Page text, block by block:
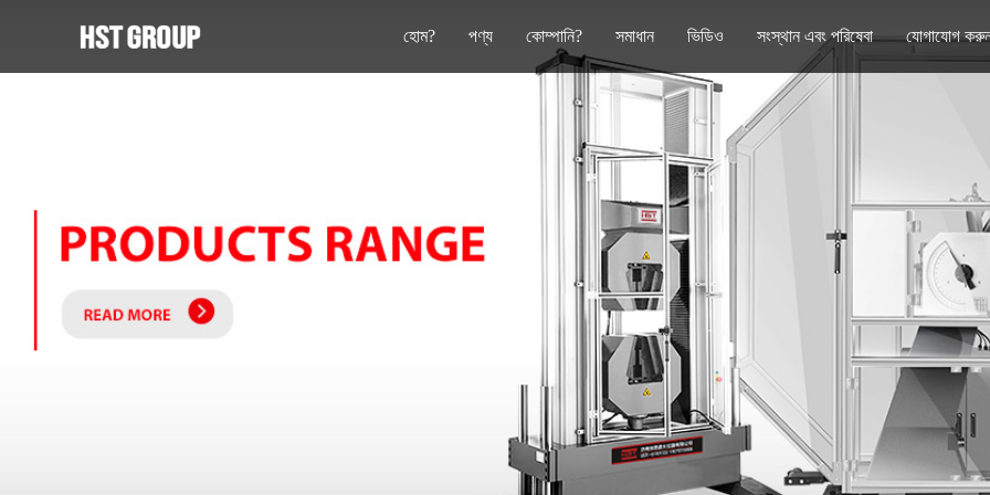
হোম? পণ্য কোম্পানি? সমাধান ভিডিও সংস্থান এবং পরিষেবা যোগাযোগ